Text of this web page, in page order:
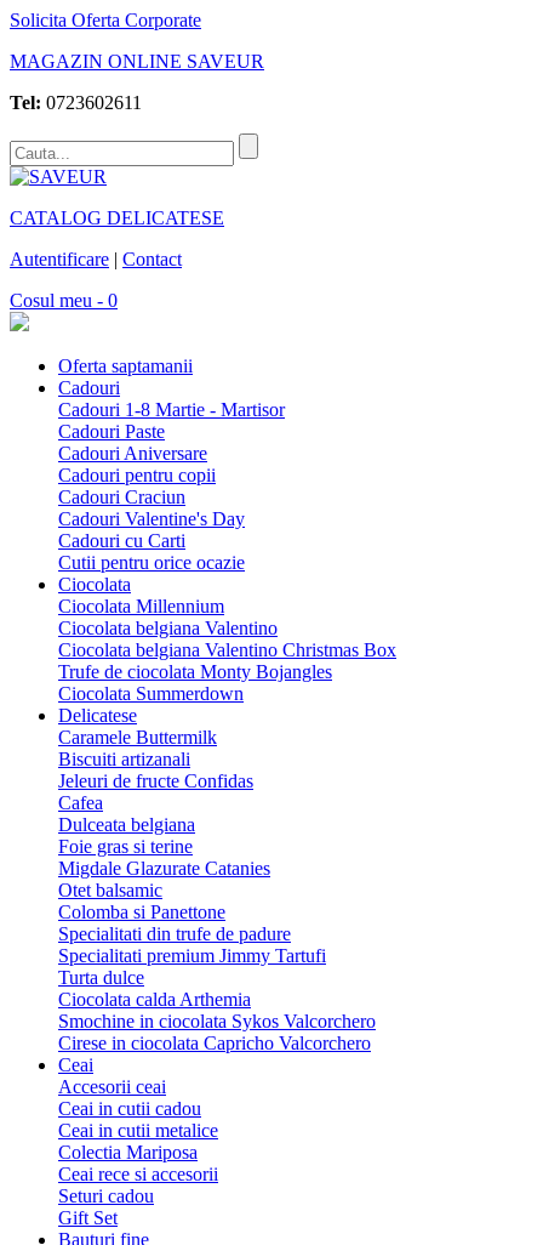
Solicita Oferta Corporate
MAGAZIN ONLINE SAVEUR
Tel: 0723602611
CATALOG DELICATESE
Autentificare | Contact
Cosul meu - 0
Oferta saptamanii
Cadouri
Cadouri 1-8 Martie - Martisor
Cadouri Paste
Cadouri Aniversare
Cadouri pentru copii
Cadouri Craciun
Cadouri Valentine's Day
Cadouri cu Carti
Cutii pentru orice ocazie
Ciocolata
Ciocolata Millennium
Ciocolata belgiana Valentino
Ciocolata belgiana Valentino Christmas Box
Trufe de ciocolata Monty Bojangles
Ciocolata Summerdown
Delicatese
Caramele Buttermilk
Biscuiti artizanali
Jeleuri de fructe Confidas
Cafea
Dulceata belgiana
Foie gras si terine
Migdale Glazurate Catanies
Otet balsamic
Colomba si Panettone
Specialitati din trufe de padure
Specialitati premium Jimmy Tartufi
Turta dulce
Ciocolata calda Arthemia
Smochine in ciocolata Sykos Valcorchero
Cirese in ciocolata Capricho Valcorchero
Ceai
Accesorii ceai
Ceai in cutii cadou
Ceai in cutii metalice
Colectia Mariposa
Ceai rece si accesorii
Seturi cadou
Gift Set
Bauturi fine